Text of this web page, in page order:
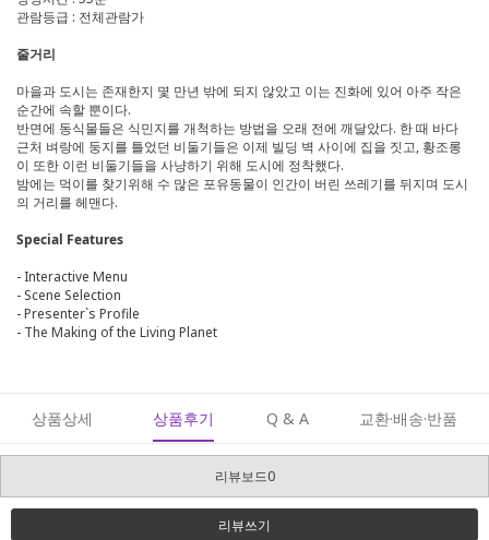
관람등급 : 전체관람가
줄거리
마을과 도시는 존재한지 몇 만년 밖에 되지 않았고 이는 진화에 있어 아주 작은
순간에 속할 뿐이다.
반면에 동식물들은 식민지를 개척하는 방법을 오래 전에 깨달았다. 한 때 바다
근처 벼랑에 둥지를 틀었던 비둘기들은 이제 빌딩 벽 사이에 집을 짓고, 황조롱
이 또한 이런 비둘기들을 사냥하기 위해 도시에 정착했다.
밤에는 먹이를 찾기위해 수 많은 포유동물이 인간이 버린 쓰레기를 뒤지며 도시
의 거리를 헤맨다.
Special Features
- Interactive Menu
- Scene Selection
- Presenter`s Profile
- The Making of the Living Planet
상품상세 상품후기 Q & A 교환·배송·반품
리뷰보드0
리뷰쓰기